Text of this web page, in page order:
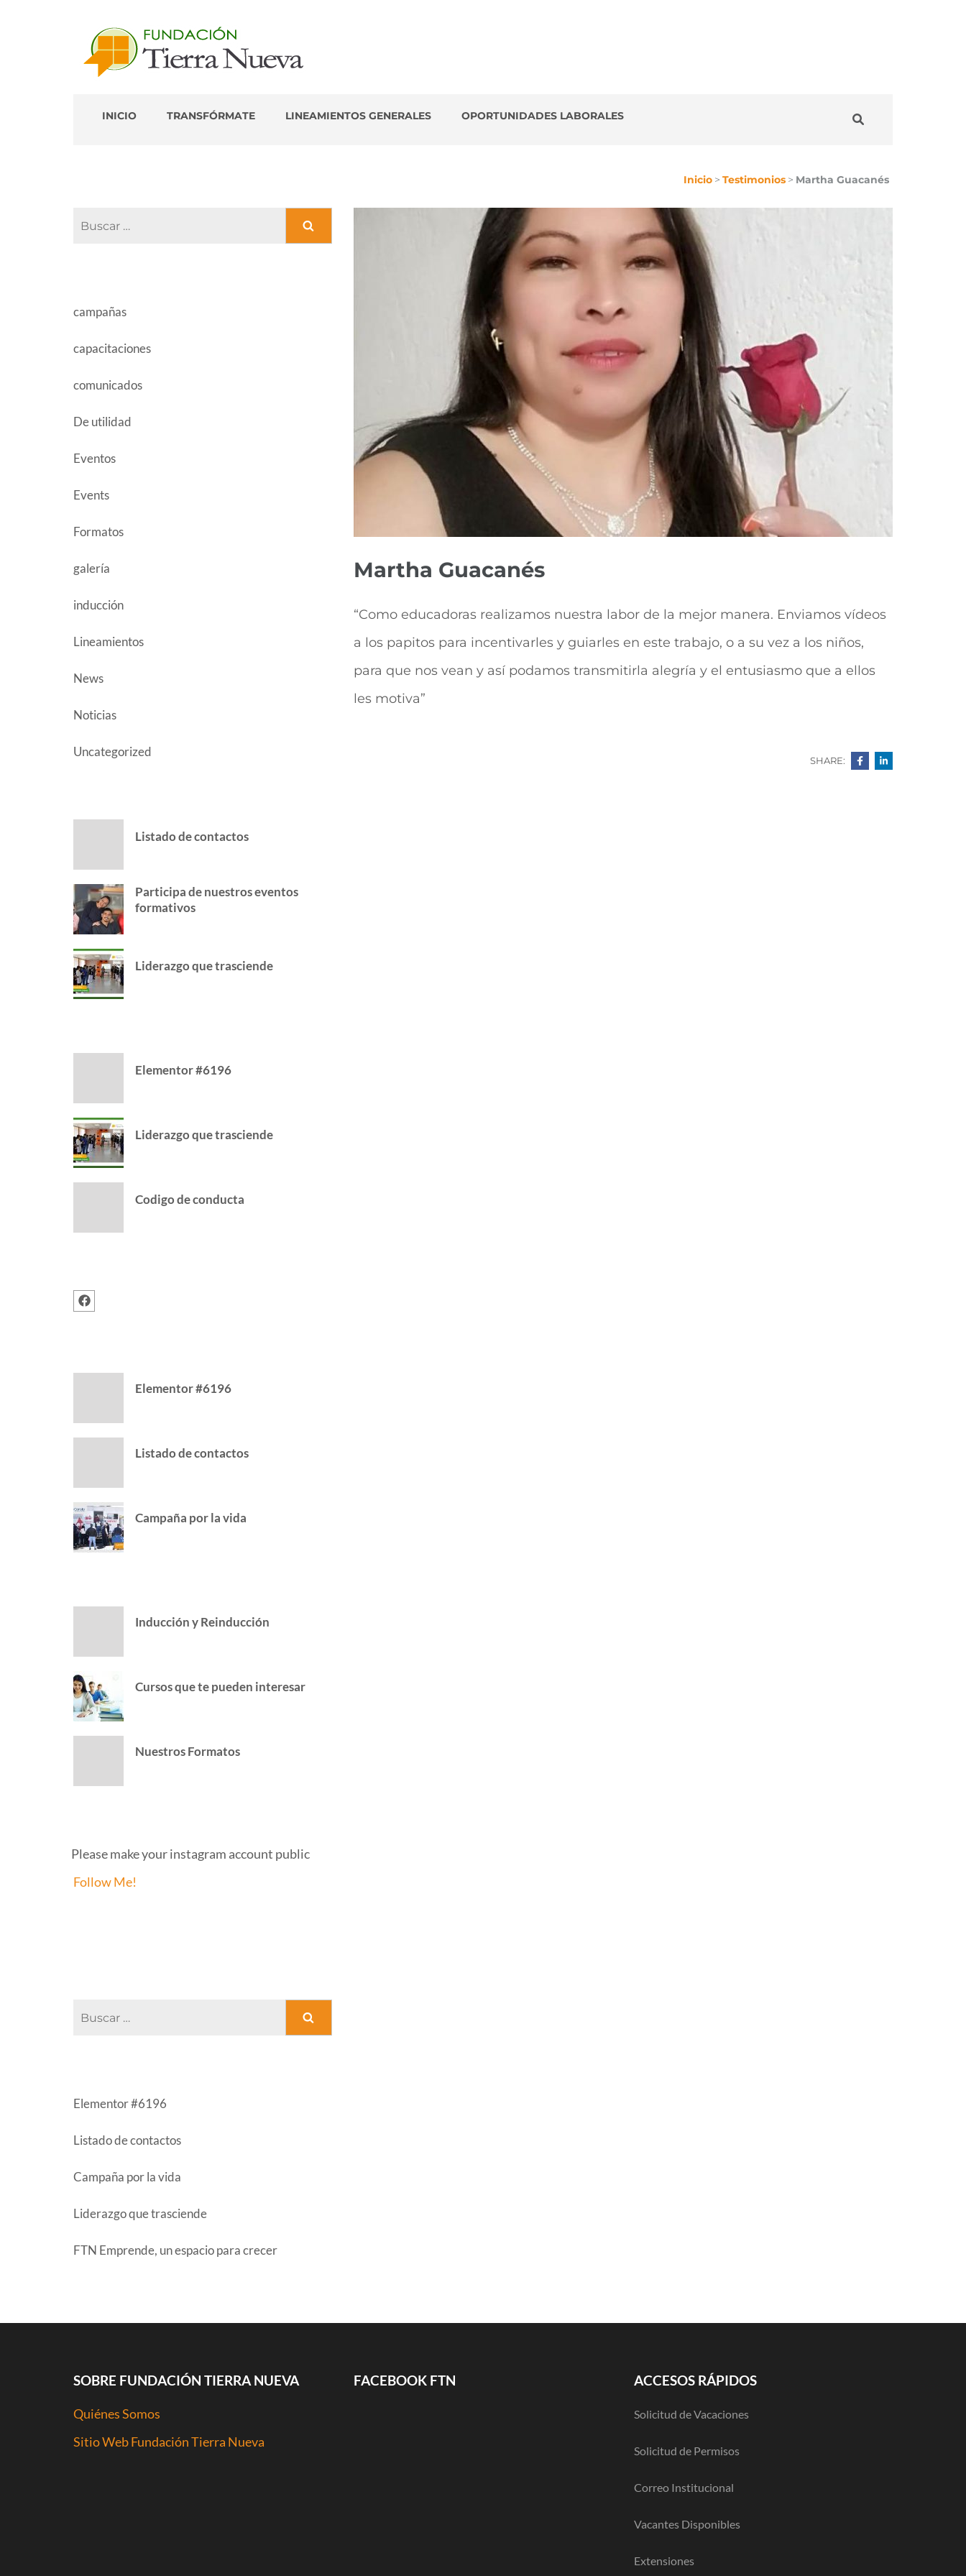
INICIO TRANSFÓRMATE LINEAMIENTOS GENERALES OPORTUNIDADES LABORALES
Inicio > Testimonios > Martha Guacanés
Martha Guacanés
“Como educadoras realizamos nuestra labor de la mejor manera. Enviamos vídeos
a los papitos para incentivarles y guiarles en este trabajo, o a su vez a los niños,
para que nos vean y así podamos transmitirla alegría y el entusiasmo que a ellos
les motiva”
SHARE:
Buscar:
campañas
capacitaciones
comunicados
De utilidad
Eventos
Events
Formatos
galería
inducción
Lineamientos
News
Noticias
Uncategorized
Listado de contactos
Participa de nuestros eventos
formativos
Liderazgo que trasciende
Elementor #6196
Liderazgo que trasciende
Codigo de conducta
Elementor #6196
Listado de contactos
Campaña por la vida
Inducción y Reinducción
Cursos que te pueden interesar
Nuestros Formatos
Please make your instagram account public
Follow Me!
Buscar:
Elementor #6196
Listado de contactos
Campaña por la vida
Liderazgo que trasciende
FTN Emprende, un espacio para crecer
SOBRE FUNDACIÓN TIERRA NUEVA
Quiénes Somos
Sitio Web Fundación Tierra Nueva
FACEBOOK FTN ACCESOS RÁPIDOS
Solicitud de Vacaciones
Solicitud de Permisos
Correo Institucional
Vacantes Disponibles
Extensiones